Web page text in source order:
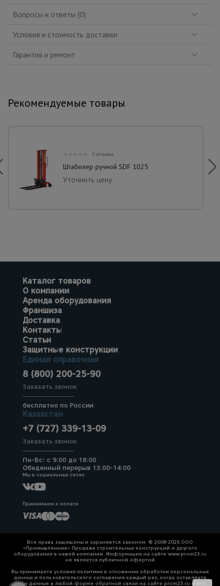
Вопросы и ответы (0)
Условия и стоимость доставки
Гарантия и ремонт
Рекомендуемые товары
0 отзывов
Штабелер ручной SDF 1025
Уточнить цену
Каталог товаров
О компании
Аренда оборудования
Франшиза
Доставка
Контакты
Статьи
Защитные конструкции
Единая справочная
8 (800) 200-25-90
Заказать звонок
бесплатно по России
Казахстан
+7 (727) 339-13-09
Заказать звонок
Пн-Вс: с 9:00 до 18:00
Обеденный перерыв 13:00-14:00
Мы в социальных сетях:
Принимаем к оплате
Все права защищены и охраняются законом. © 2008-2026 ООО
«Промышленник» Продажа строительных конструкций и другого
оборудования в нашей компании. Информация на сайте www.prom23.ru
не является публичной офертой
Вы принимаете условия политики в отношении обработки персональных
данных и пользовательского соглашения каждый раз, когда оставляете
свои данные в любой форме обратной связи на сайте prom23.ru и его